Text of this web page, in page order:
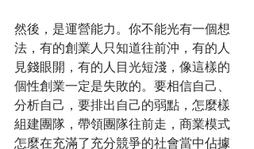
然後，是運營能力。你不能光有一個想
法，有的創業人只知道往前沖，有的人
見錢眼開，有的人目光短淺，像這樣的
個性創業一定是失敗的。要相信自己、
分析自己，要排出自己的弱點，怎麼樣
組建團隊，帶領團隊往前走，商業模式
怎麼在充滿了充分競爭的社會當中佔據